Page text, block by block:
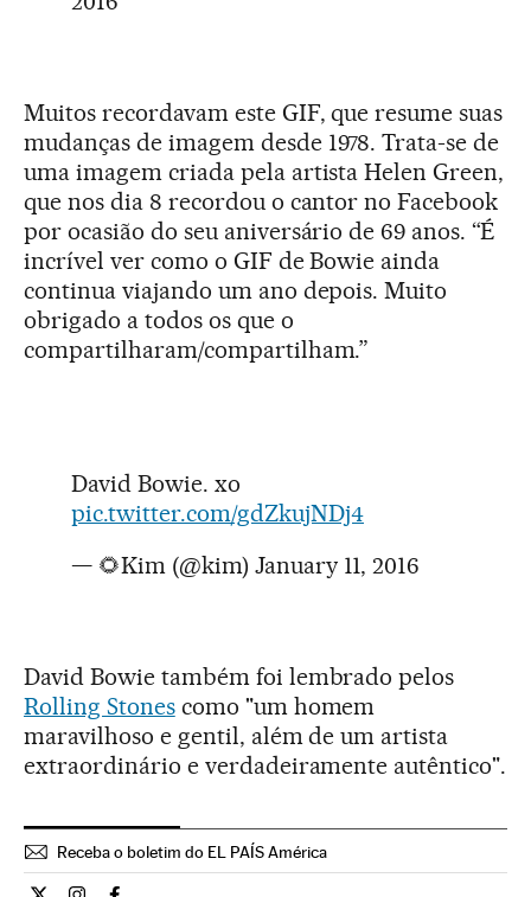
Muitos recordavam este GIF, que resume suas
mudanças de imagem desde 1978. Trata-se de
uma imagem criada pela artista Helen Green,
que nos dia 8 recordou o cantor no Facebook
por ocasião do seu aniversário de 69 anos. “É
incrível ver como o GIF de Bowie ainda
continua viajando um ano depois. Muito
obrigado a todos os que o
compartilharam/compartilham.”
David Bowie. xo
pic.twitter.com/gdZkujNDj4
— 🌻Kim (@kim) January 11, 2016
David Bowie também foi lembrado pelos
Rolling Stonescomo "um homem
maravilhoso e gentil, além de um artista
extraordinário e verdadeiramente autêntico".
Receba o boletim do EL PAÍS América